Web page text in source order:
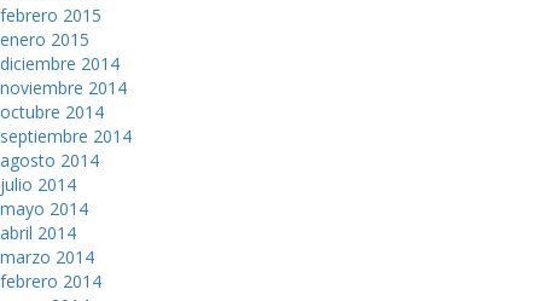
febrero 2015
enero 2015
diciembre 2014
noviembre 2014
octubre 2014
septiembre 2014
agosto 2014
julio 2014
mayo 2014
abril 2014
marzo 2014
febrero 2014